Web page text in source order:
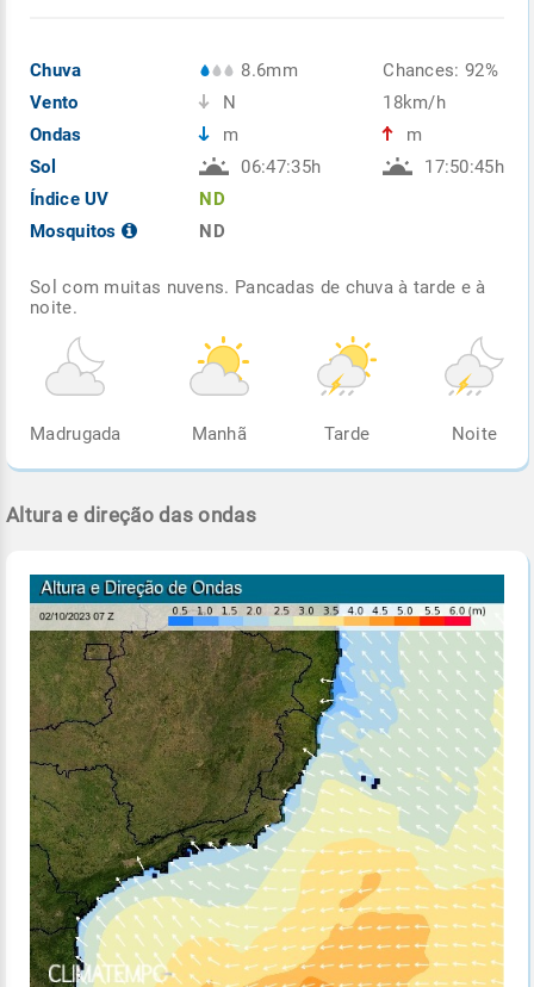
Chuva
Vento
Ondas
Sol
Índice UV
Mosquitos
8.6mm
N
m
06:47:35h
ND
ND
Chances: 92%
18km/h
m
17:50:45h
Sol com muitas nuvens. Pancadas de chuva à tarde e à
noite.
Madrugada Manhã Tarde Noite
Altura e direção das ondas